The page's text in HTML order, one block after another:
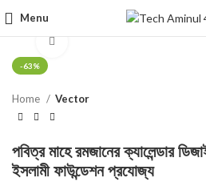
Menu
-63%
Home Vector
পবিত্র মাহে রমজানের ক্যালেন্ডার
ইসলামী ফাউন্ডেশন প্রযোজ্য